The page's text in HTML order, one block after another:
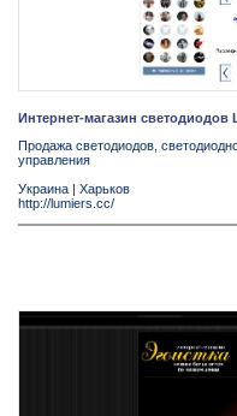
Интернет-магазин светодиодов
Продажа светодиодов,
управления
Украина | Харьков
http://lumiers.cc/